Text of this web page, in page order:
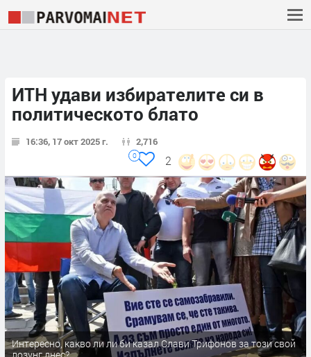
ИТН удави избирателите си в
политическото блато
16:36, 17 окт 2025 г. 2,716
2
0
Интересно, какво ли ли би казал Слави Трифонов за този свой